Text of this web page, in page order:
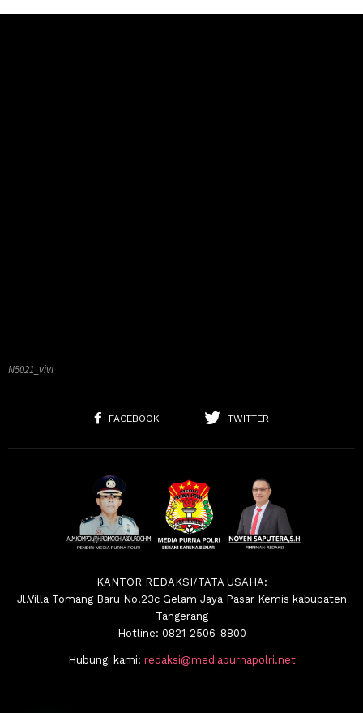
N5021_vivi
FACEBOOK TWITTER
KANTOR REDAKSI/TATA USAHA:
Jl.Villa Tomang Baru No.23c Gelam Jaya Pasar Kemis kabupaten
Tangerang
Hotline: 0821-2506-8800
Hubungi kami: redaksi@mediapurnapolri.net